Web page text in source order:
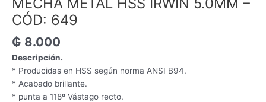
CÓD: 649
₲ 8.000
Descripción.
* Producidas en HSS según norma ANSI B94.
* Acabado brillante.
* punta a 118º Vástago recto.